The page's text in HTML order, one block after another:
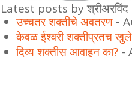
Latest posts by श्रीअरविंद
उच्चतर शक्तीचे अवतरण -
केवळ ईश्वरी शक्तीप्रतच खुले
दिव्य शक्तीस आवाहन का? -